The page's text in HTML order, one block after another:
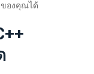
องคุณได้